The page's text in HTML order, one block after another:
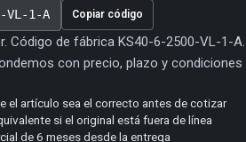
VL-1-A Copiar código
Código de fábrica KS40-6-2500-VL-1-
con precio, plazo y condiciones
el artículo sea el correcto antes de cotizar
si el original está fuera de línea
de 6 meses desde la entrega